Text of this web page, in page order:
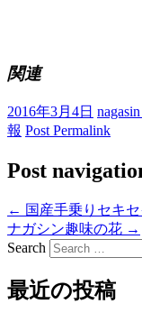
関連
2016年3月4日
報 Post Permalink
Post
← 国産手乗りセキ
ナガシン趣味の花 →
Search
最近の投稿